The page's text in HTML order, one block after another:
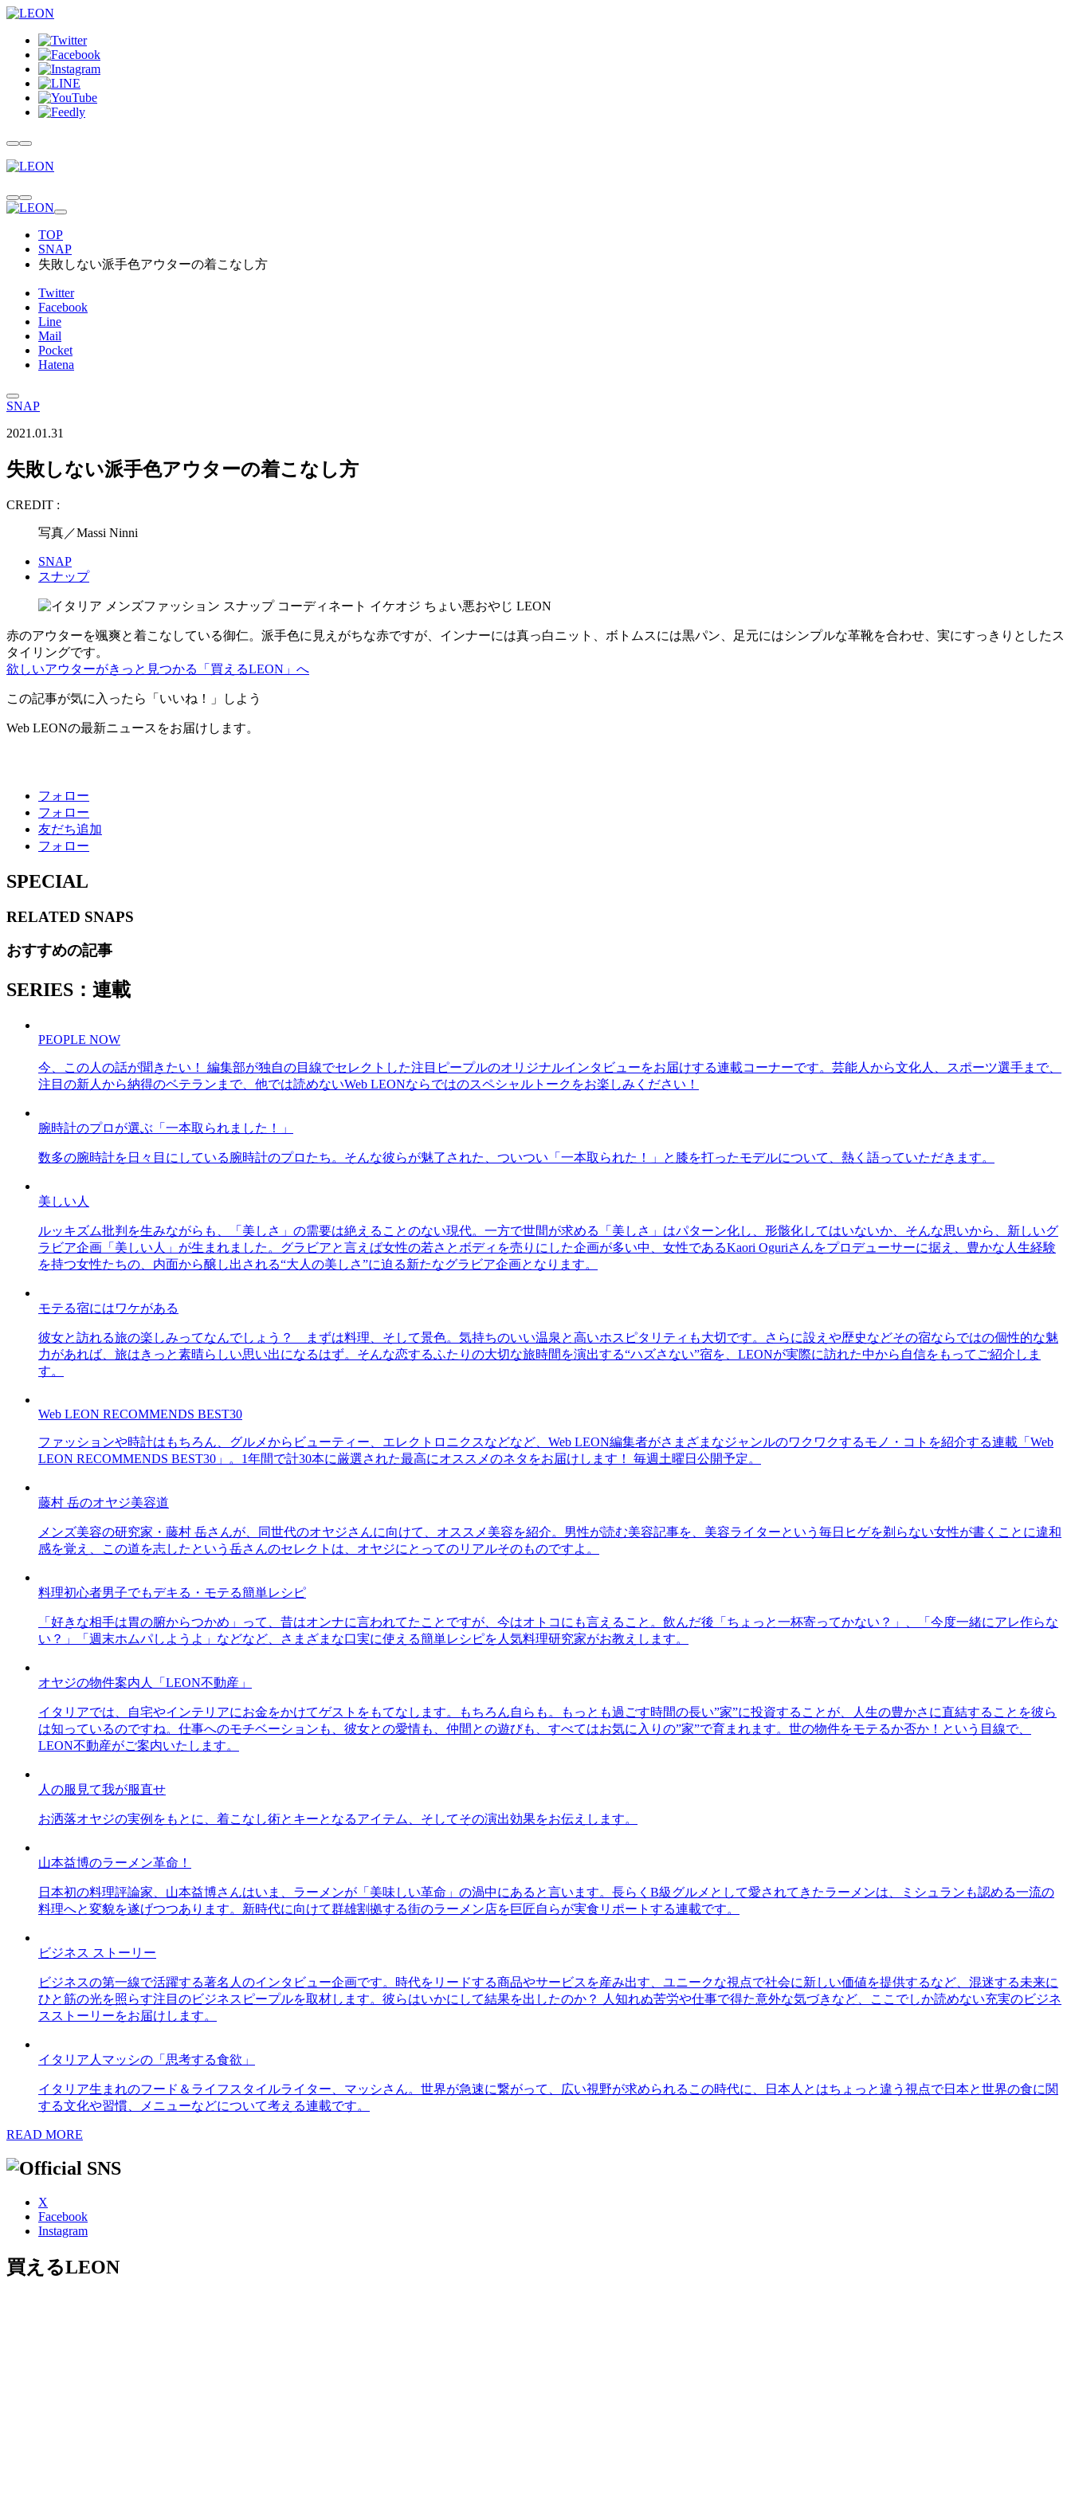
TOP
SNAP
失敗しない派手色アウターの着こなし方
Twitter
Facebook
Line
Mail
Pocket
Hatena
SNAP
2021.01.31
失敗しない派手色アウターの着こなし方
CREDIT :
写真／Massi Ninni
SNAP
スナップ
赤のアウターを颯爽と着こなしている御仁。派手色に見えがちな赤ですが、インナーには真っ白ニット、ボトムスには黒パン、足元にはシンプルな革靴を合わせ、実にすっきりとしたス
タイリングです。
欲しいアウターがきっと見つかる「買えるLEON」へ
この記事が気に入ったら「いいね！」しよう
Web LEONの最新ニュースをお届けします。
フォロー
フォロー
友だち追加
フォロー
SPECIAL
RELATED SNAPS
おすすめの記事
SERIES：連載
PEOPLE NOW
今、この人の話が聞きたい！ 編集部が独自の目線でセレクトした注目ピープルのオリジナルインタビューをお届けする連載コーナーです。芸能人から文化人、スポーツ選手まで、
注目の新人から納得のベテランまで、他では読めないWeb LEONならではのスペシャルトークをお楽しみください！
腕時計のプロが選ぶ「一本取られました！」
数多の腕時計を日々目にしている腕時計のプロたち。そんな彼らが魅了された、ついつい「一本取られた！」と膝を打ったモデルについて、熱く語っていただきます。
美しい人
ルッキズム批判を生みながらも、「美しさ」の需要は絶えることのない現代。一方で世間が求める「美しさ」はパターン化し、形骸化してはいないか、そんな思いから、新しいグ
ラビア企画「美しい人」が生まれました。グラビアと言えば女性の若さとボディを売りにした企画が多い中、女性であるKaori Oguriさんをプロデューサーに据え、豊かな人生経験
を持つ女性たちの、内面から醸し出される“大人の美しさ”に迫る新たなグラビア企画となります。
モテる宿にはワケがある
彼女と訪れる旅の楽しみってなんでしょう？ まずは料理、そして景色。気持ちのいい温泉と高いホスピタリティも大切です。さらに設えや歴史などその宿ならではの個性的な魅
力があれば、旅はきっと素晴らしい思い出になるはず。そんな恋するふたりの大切な旅時間を演出する“ハズさない”宿を、LEONが実際に訪れた中から自信をもってご紹介しま
す。
Web LEON RECOMMENDS BEST30
ファッションや時計はもちろん、グルメからビューティー、エレクトロニクスなどなど、Web LEON編集者がさまざまなジャンルのワクワクするモノ・コトを紹介する連載「Web
LEON RECOMMENDS BEST30」。1年間で計30本に厳選された最高にオススメのネタをお届けします！ 毎週土曜日公開予定。
藤村 岳のオヤジ美容道
メンズ美容の研究家・藤村 岳さんが、同世代のオヤジさんに向けて、オススメ美容を紹介。男性が読む美容記事を、美容ライターという毎日ヒゲを剃らない女性が書くことに違和
感を覚え、この道を志したという岳さんのセレクトは、オヤジにとってのリアルそのものですよ。
料理初心者男子でもデキる・モテる簡単レシピ
「好きな相手は胃の腑からつかめ」って、昔はオンナに言われてたことですが、今はオトコにも言えること。飲んだ後「ちょっと一杯寄ってかない？」、「今度一緒にアレ作らな
い？」「週末ホムパしようよ」などなど、さまざまな口実に使える簡単レシピを人気料理研究家がお教えします。
オヤジの物件案内人「LEON不動産」
イタリアでは、自宅やインテリアにお金をかけてゲストをもてなします。もちろん自らも。もっとも過ごす時間の長い”家”に投資することが、人生の豊かさに直結することを彼ら
は知っているのですね。仕事へのモチベーションも、彼女との愛情も、仲間との遊びも、すべてはお気に入りの”家”で育まれます。世の物件をモテるか否か！という目線で、
LEON不動産がご案内いたします。
人の服見て我が服直せ
お洒落オヤジの実例をもとに、着こなし術とキーとなるアイテム、そしてその演出効果をお伝えします。
山本益博のラーメン革命！
日本初の料理評論家、山本益博さんはいま、ラーメンが「美味しい革命」の渦中にあると言います。長らくB級グルメとして愛されてきたラーメンは、ミシュランも認める一流の
料理へと変貌を遂げつつあります。新時代に向けて群雄割拠する街のラーメン店を巨匠自らが実食リポートする連載です。
ビジネス ストーリー
ビジネスの第一線で活躍する著名人のインタビュー企画です。時代をリードする商品やサービスを産み出す、ユニークな視点で社会に新しい価値を提供するなど、混迷する未来に
ひと筋の光を照らす注目のビジネスピープルを取材します。彼らはいかにして結果を出したのか？ 人知れぬ苦労や仕事で得た意外な気づきなど、ここでしか読めない充実のビジネ
スストーリーをお届けします。
イタリア人マッシの「思考する食欲」
イタリア生まれのフード＆ライフスタイルライター、マッシさん。世界が急速に繋がって、広い視野が求められるこの時代に、日本人とはちょっと違う視点で日本と世界の食に関
する文化や習慣、メニューなどについて考える連載です。
READ MORE
X
Facebook
Instagram
買えるLEON